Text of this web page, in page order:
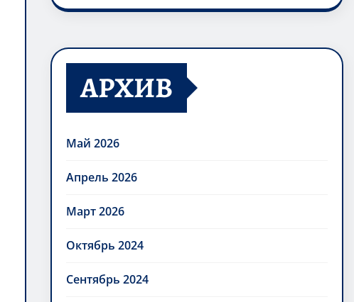
АРХИВ
Май 2026
Апрель 2026
Март 2026
Октябрь 2024
Сентябрь 2024